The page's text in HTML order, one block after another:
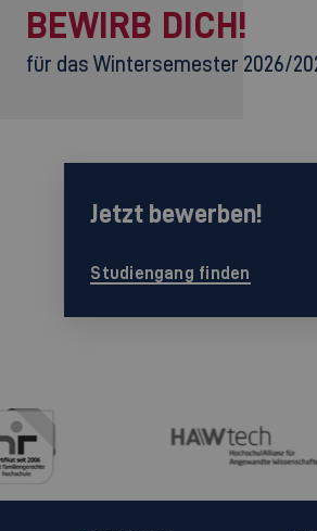
BEWIRB DICH!
für das Wintersemester 2026/
Jetzt bewerben!
Studiengang finden